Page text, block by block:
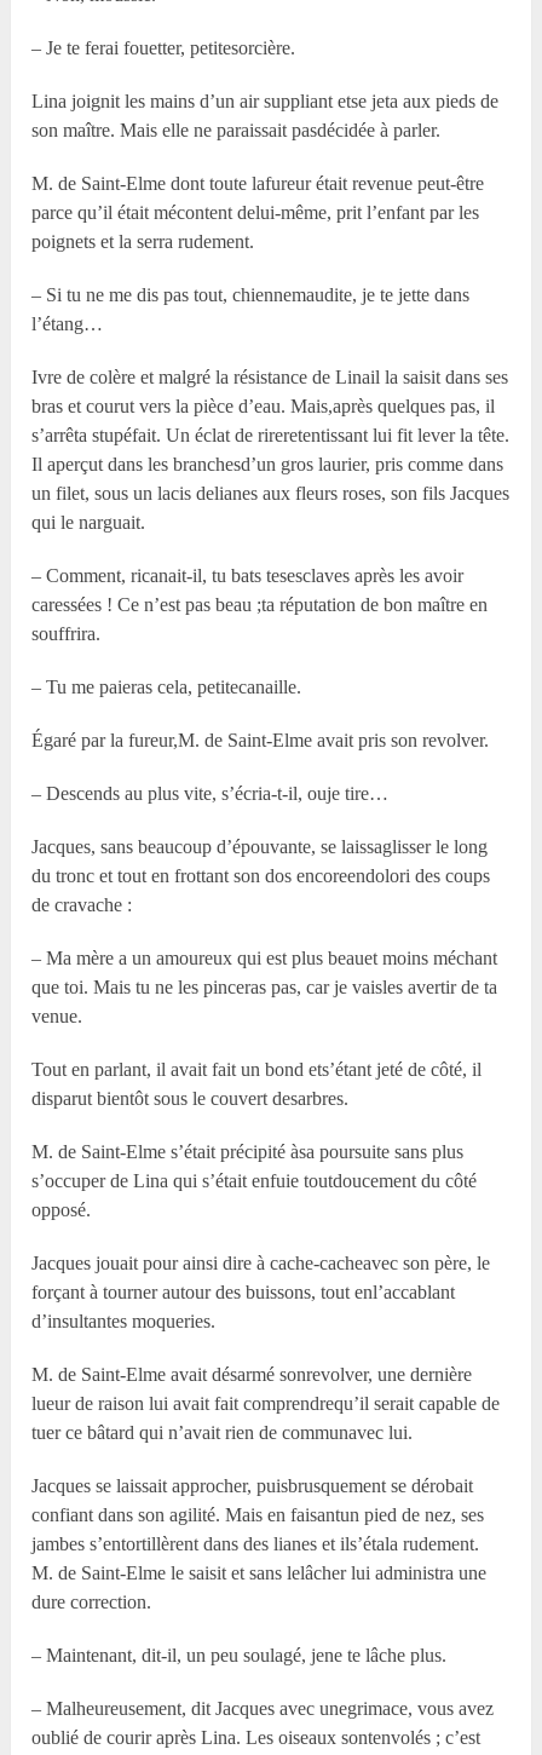
– Je te ferai fouetter, petitesorcière.
Lina joignit les mains d’un air suppliant etse jeta aux pieds de
son maître. Mais elle ne paraissait pasdécidée à parler.
M. de Saint-Elme dont toute lafureur était revenue peut-être
parce qu’il était mécontent delui-même, prit l’enfant par les
poignets et la serra rudement.
– Si tu ne me dis pas tout, chiennemaudite, je te jette dans
l’étang…
Ivre de colère et malgré la résistance de Linail la saisit dans ses
bras et courut vers la pièce d’eau. Mais,après quelques pas, il
s’arrêta stupéfait. Un éclat de rireretentissant lui fit lever la tête.
Il aperçut dans les branchesd’un gros laurier, pris comme dans
un filet, sous un lacis delianes aux fleurs roses, son fils Jacques
qui le narguait.
– Comment, ricanait-il, tu bats tesesclaves après les avoir
caressées ! Ce n’est pas beau ;ta réputation de bon maître en
souffrira.
– Tu me paieras cela, petitecanaille.
Égaré par la fureur,M. de Saint-Elme avait pris son revolver.
– Descends au plus vite, s’écria-t-il, ouje tire…
Jacques, sans beaucoup d’épouvante, se laissaglisser le long
du tronc et tout en frottant son dos encoreendolori des coups
de cravache :
– Ma mère a un amoureux qui est plus beauet moins méchant
que toi. Mais tu ne les pinceras pas, car je vaisles avertir de ta
venue.
Tout en parlant, il avait fait un bond ets’étant jeté de côté, il
disparut bientôt sous le couvert desarbres.
M. de Saint-Elme s’était précipité àsa poursuite sans plus
s’occuper de Lina qui s’était enfuie toutdoucement du côté
opposé.
Jacques jouait pour ainsi dire à cache-cacheavec son père, le
forçant à tourner autour des buissons, tout enl’accablant
d’insultantes moqueries.
M. de Saint-Elme avait désarmé sonrevolver, une dernière
lueur de raison lui avait fait comprendrequ’il serait capable de
tuer ce bâtard qui n’avait rien de communavec lui.
Jacques se laissait approcher, puisbrusquement se dérobait
confiant dans son agilité. Mais en faisantun pied de nez, ses
jambes s’entortillèrent dans des lianes et ils’étala rudement.
M. de Saint-Elme le saisit et sans lelâcher lui administra une
dure correction.
– Maintenant, dit-il, un peu soulagé, jene te lâche plus.
– Malheureusement, dit Jacques avec unegrimace, vous avez
oublié de courir après Lina. Les oiseaux sontenvolés ; c’est